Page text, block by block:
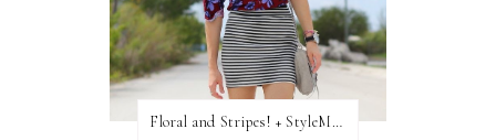
Floral and Stripes! + StyleMint GIVEAWAY!